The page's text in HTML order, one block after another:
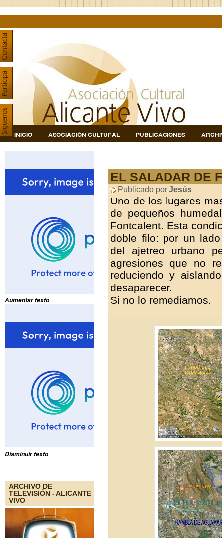
INICIO ASOCIACIÓN CULTURAL PUBLICACIONES
Aumentar texto
Disminuir texto
ARCHIVO DE
TELEVISIÓN - ALICANTE
VIVO
EL SALADAR DE
Publicado por Jesús
Uno de los lugares
de pequeños
Fontcalent. Esta
doble filo: por un
del ajetreo urbano
agresiones que no
reduciendo y
desaparecer.
Si no lo remediamos.